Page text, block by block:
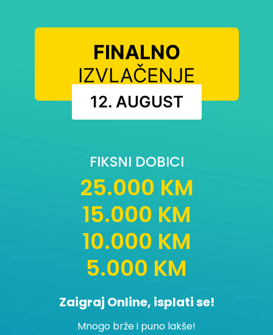
FINALNO
IZVLAČENJE
12. AUGUST
FIKSNI DOBICI
25.000 KM
15.000 KM
10.000 KM
5.000 KM
Zaigraj Online, isplati se!
Mnogo brže i puno lakše!